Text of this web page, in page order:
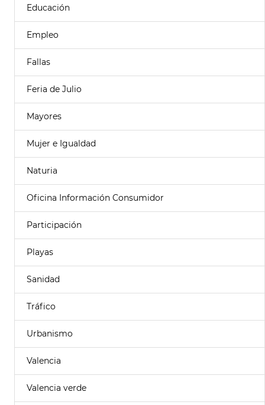
Educación
Empleo
Fallas
Feria de Julio
Mayores
Mujer e Igualdad
Naturia
Oficina Información Consumidor
Participación
Playas
Sanidad
Tráfico
Urbanismo
Valencia
Valencia verde